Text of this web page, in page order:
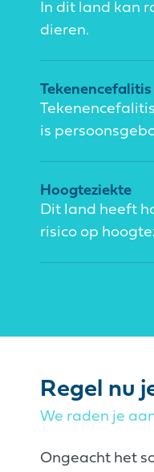
In dit land kan
dieren.
Tekenencefalitis
is
Hoogteziekte
Dit land heeft
risico op
Regel nu
We raden je
Ongeacht het